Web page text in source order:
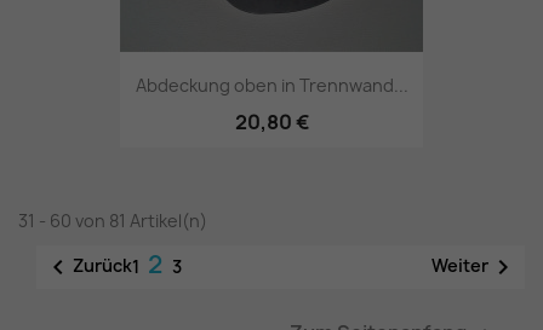
Abdeckung oben in Trennwand...
20,80 €
31 - 60 von 81 Artikel(n)
 Zurück1 2 3 Weiter 